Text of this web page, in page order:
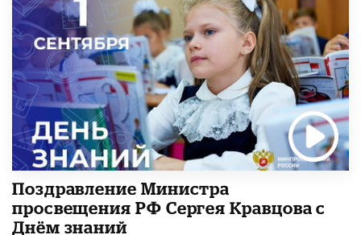
Поздравление Министра
просвещения РФ Сергея Кравцова с
Днём знаний